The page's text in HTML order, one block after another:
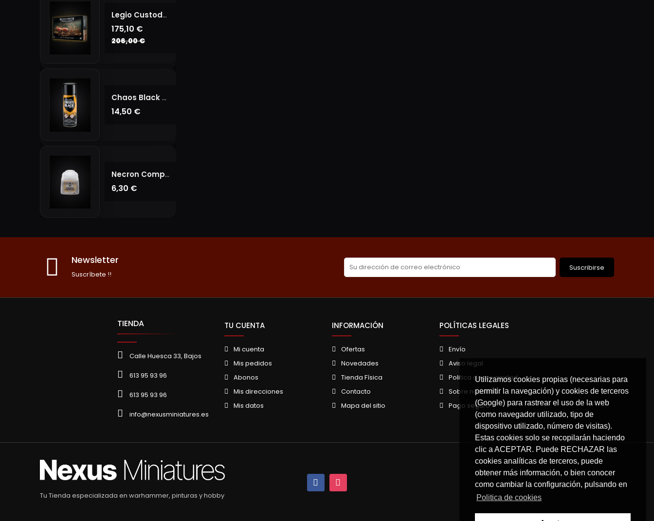
Utilizamos cookies propias (necesarias para
permitir la navegación) y cookies de terceros
(Google) para rastrear el uso de la web
(como navegador utilizado, tipo de
dispositivo utilizado, número de visitas).
Estas cookies solo se recopilarán haciendo
clic a ACEPTAR. Puede RECHAZAR las
cookies analíticas de terceros, puede
obtener más información, o bien conocer
como cambiar la configuración, pulsando en
Politica de cookies
Legio Custodes Battle Group
175,10 €
206,00 €
Chaos Black Spray
14,50 €
Necron Compound
6,30 €
Newsletter
Suscríbete !!
Suscribirse
TIENDA
Calle Huesca 33, Bajos
613 95 93 96
613 95 93 96
info@nexusminiatures.es
TU CUENTA
Mi cuenta
Mis pedidos
Abonos
Mis direcciones
Mis datos
INFORMACIÓN
Ofertas
Novedades
Tienda Física
Contacto
Mapa del sitio
POLÍTICAS LEGALES
Envío
Aviso legal
Politica de privacidad
Sobre nosotros
Pago seguro
Tu Tienda especializada en warhammer, pinturas y hobby